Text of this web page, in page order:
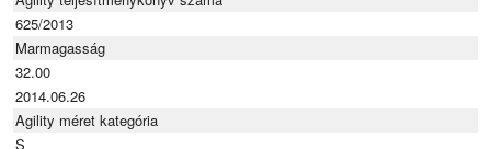
625/2013
Marmagasság
32.00
2014.06.26
Agility méret kategória
S